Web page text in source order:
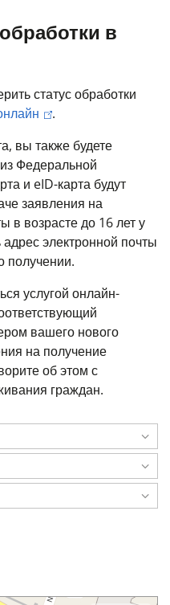
в
статус обработки
.
вы также будете
Федеральной
и eID-карта будут
заявления на
в возрасте до 16 лет у
адрес электронной почты
получении.
услугой онлайн-
вашего нового
на получение
об этом с
граждан.